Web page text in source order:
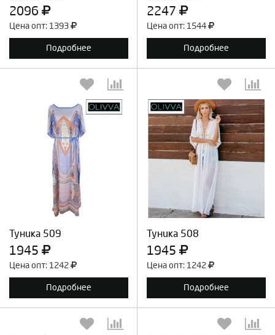
2096
Цена опт: 1393
Подробнее
2247
Цена опт: 1544
Подробнее
Туника 509
1945
Цена опт: 1242
Подробнее
Выберите количество:
Продолжить
Туника 508
1945
Цена опт: 1242
Подробнее
Выберите количество:
Продолжить Отмена